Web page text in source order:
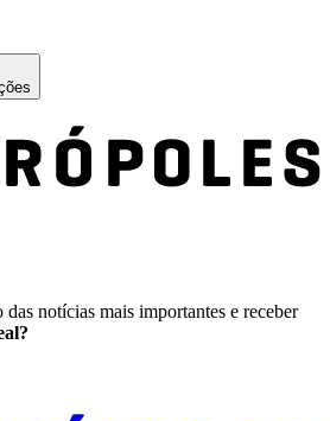
notícias mais importantes e receber